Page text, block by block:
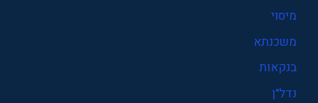
מיסוי
משכנתא
בנקאות
נדל"ן